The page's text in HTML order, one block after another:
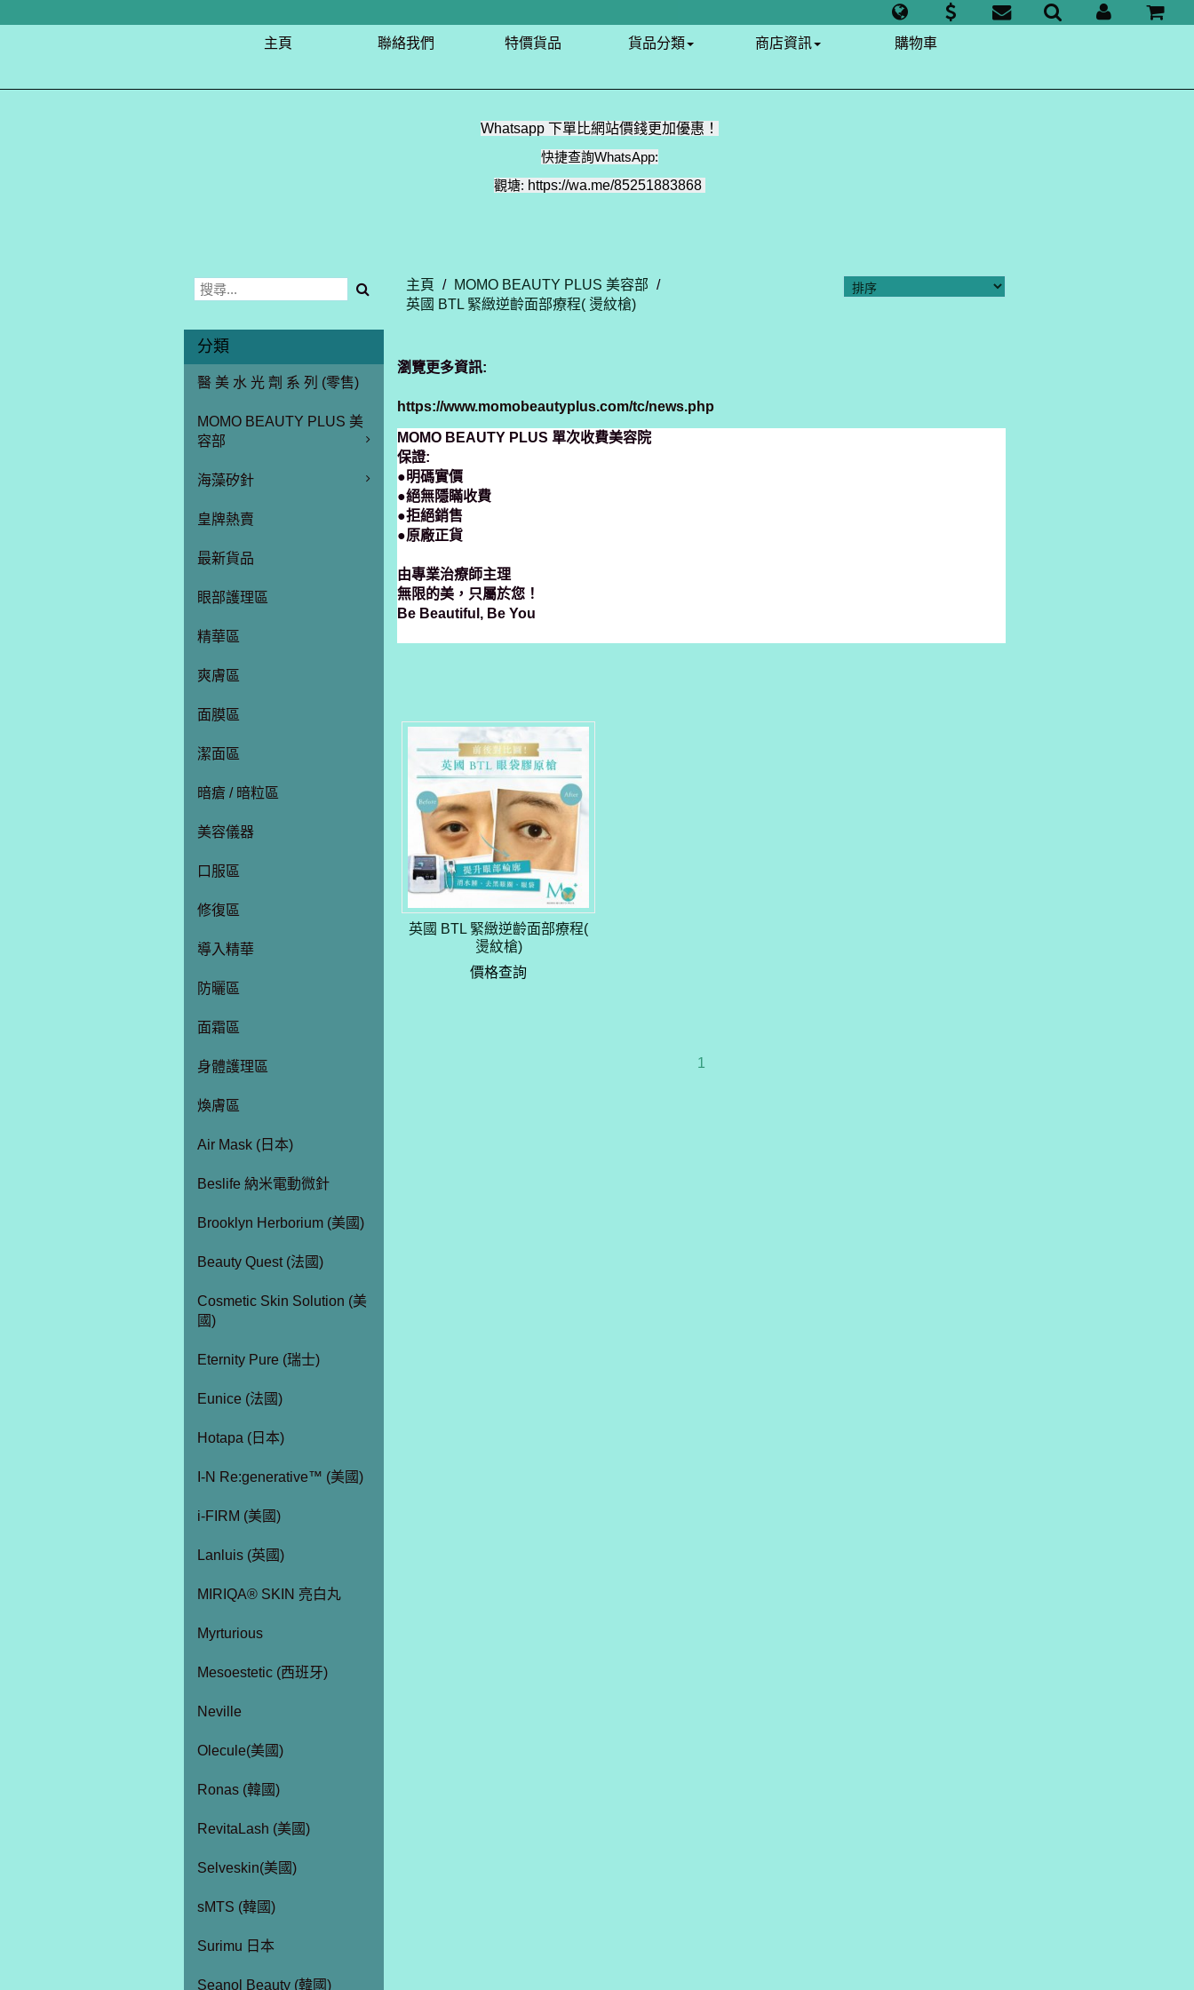
主頁 聯絡我們 特價貨品 貨品分類 商店資訊 購物車
Whatsapp 下單比網站價錢更加優惠！
快捷查詢WhatsApp:
觀塘: https://wa.me/85251883868
分類
醫 美 水 光 劑 系 列 (零售)
MOMO BEAUTY PLUS 美
容部
海藻矽針
皇牌熱賣
最新貨品
眼部護理區
精華區
爽膚區
面膜區
潔面區
暗瘡 / 暗粒區
美容儀器
口服區
修復區
導入精華
防曬區
面霜區
身體護理區
煥膚區
Air Mask (日本)
Beslife 納米電動微針
Brooklyn Herborium (美國)
Beauty Quest (法國)
Cosmetic Skin Solution (美
國)
Eternity Pure (瑞士)
Eunice (法國)
Hotapa (日本)
I-N Re:generative™ (美國)
i-FIRM (美國)
Lanluis (英國)
MIRIQA® SKIN 亮白丸
Myrturious
Mesoestetic (西班牙)
Neville
Olecule(美國)
Ronas (韓國)
RevitaLash (美國)
Selveskin(美國)
sMTS (韓國)
Surimu 日本
Seanol Beauty (韓國)
主頁 / MOMO BEAUTY PLUS 美容部 /
英國 BTL 緊緻逆齡面部療程( 燙紋槍)
瀏覽更多資訊:
https://www.momobeautyplus.com/tc/news.php
MOMO BEAUTY PLUS 單次收費美容院
保證:
●明碼實價
●絕無隱瞞收費
●拒絕銷售
●原廠正貨
由專業治療師主理
無限的美，只屬於您！
Be Beautiful, Be You
英國 BTL 緊緻逆齡面部療程(
燙紋槍)
價格查詢
1